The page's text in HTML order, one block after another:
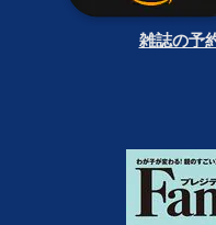
雑誌の予